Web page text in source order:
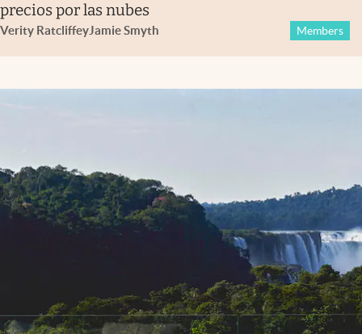
precios por las nubes
Verity RatcliffeyJamie Smyth Members